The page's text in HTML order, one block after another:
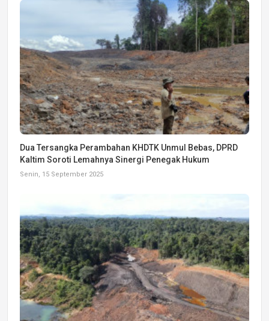
Dua Tersangka Perambahan KHDTK Unmul Bebas, DPRD
Kaltim Soroti Lemahnya Sinergi Penegak Hukum
Senin, 15 September 2025